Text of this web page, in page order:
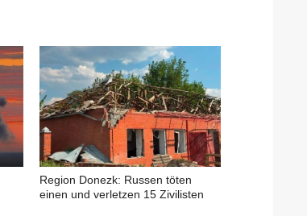
Region Donezk: Russen töten
einen und verletzen 15 Zivilisten